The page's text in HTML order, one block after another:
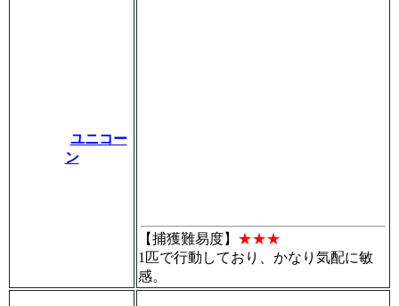
ユニコー
ン
【捕獲難易度】 ★★★
1匹で行動しており、かなり気配に敏
感。